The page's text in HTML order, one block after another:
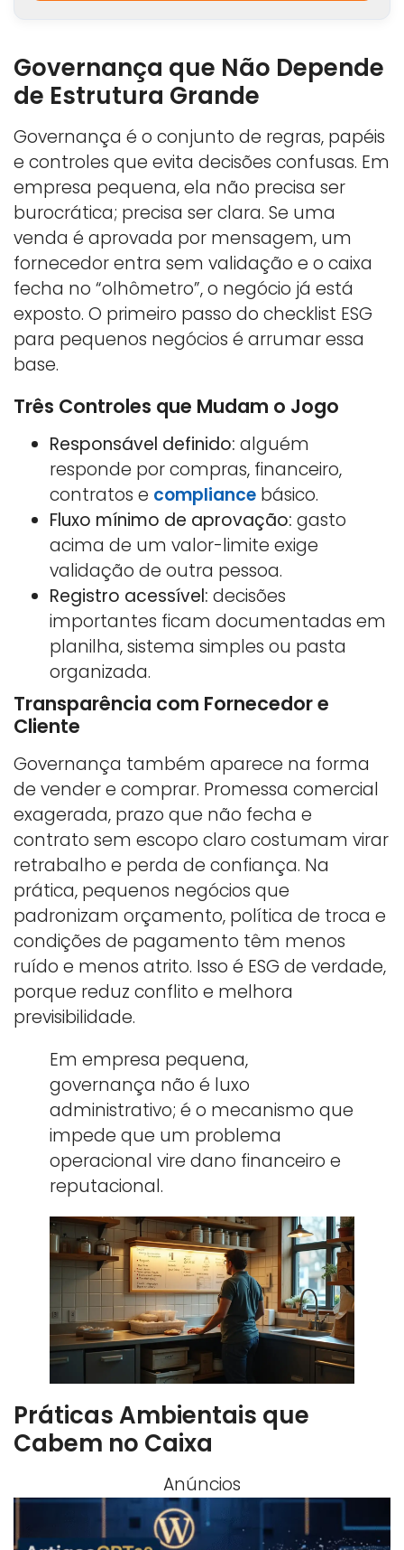
Governança que Não Depende
de Estrutura Grande
Governança é o conjunto de regras, papéis
e controles que evita decisões confusas. Em
empresa pequena, ela não precisa ser
burocrática; precisa ser clara. Se uma
venda é aprovada por mensagem, um
fornecedor entra sem validação e o caixa
fecha no “olhômetro”, o negócio já está
exposto. O primeiro passo do checklist ESG
para pequenos negócios é arrumar essa
base.
Três Controles que Mudam o Jogo
Responsável definido: alguém
responde por compras, financeiro,
contratos e compliance básico.
Fluxo mínimo de aprovação: gasto
acima de um valor-limite exige
validação de outra pessoa.
Registro acessível: decisões
importantes ficam documentadas em
planilha, sistema simples ou pasta
organizada.
Transparência com Fornecedor e
Cliente
Governança também aparece na forma
de vender e comprar. Promessa comercial
exagerada, prazo que não fecha e
contrato sem escopo claro costumam virar
retrabalho e perda de confiança. Na
prática, pequenos negócios que
padronizam orçamento, política de troca e
condições de pagamento têm menos
ruído e menos atrito. Isso é ESG de verdade,
porque reduz conflito e melhora
previsibilidade.
Em empresa pequena,
governança não é luxo
administrativo; é o mecanismo que
impede que um problema
operacional vire dano financeiro e
reputacional.
Práticas Ambientais que
Cabem no Caixa
Anúncios